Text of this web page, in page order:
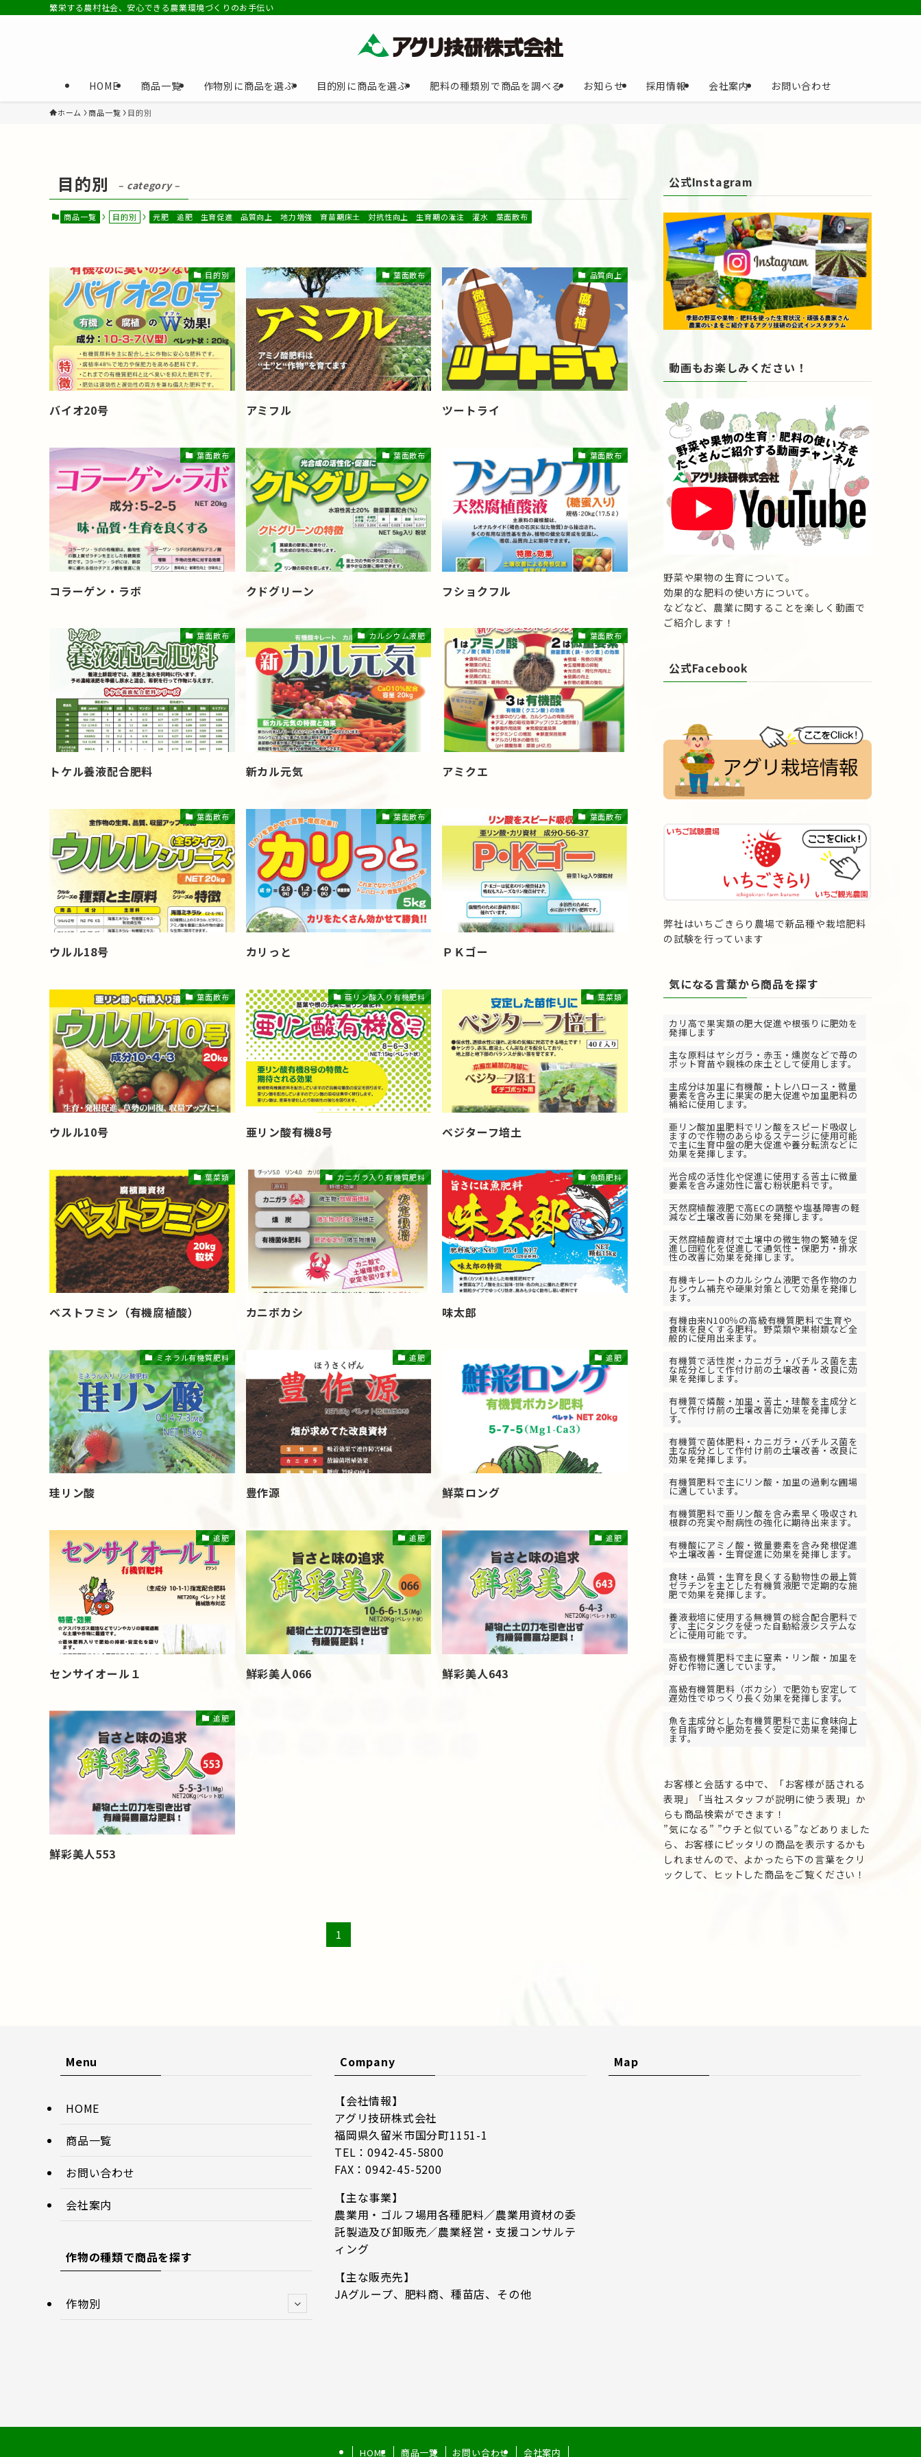
繁栄する農村社会、安心できる農業環境づくりのお手伝い
HOME 商品一覧 作物別に商品を選ぶ 目的別に商品を選ぶ 肥料の種類別で商品を調べる お知らせ 採用情報 会社案内 お問い合わせ
ホーム 商品一覧 目的別
目的別 – category –
商品一覧 目的別 元肥 追肥 生育促進 品質向上 地力増強 育苗期床土 対抗性向上 生育期の潅注 灌水 葉面散布
目的別
バイオ20号
葉面散布
アミフル
品質向上
ツートライ
葉面散布
コラーゲン・ラボ
葉面散布
クドグリーン
葉面散布
フショクフル
葉面散布
トケル養液配合肥料
カルシウム液肥
新カル元気
葉面散布
アミクエ
葉面散布
ウルル18号
葉面散布
カリっと
葉面散布
ＰＫゴー
葉面散布
ウルル10号
亜リン酸入り有機肥料
亜リン酸有機8号
葉菜類
ベジターフ培土
葉菜類
ベストフミン（有機腐植酸）
カニガラ入り有機質肥料
カニボカシ
魚類肥料
味太郎
ミネラル有機質肥料
珪リン酸
追肥
豊作源
追肥
鮮菜ロング
追肥
センサイオール１
追肥
鮮彩美人066
追肥
鮮彩美人643
追肥
鮮彩美人553
1
公式Instagram
動画もお楽しみください！
野菜や果物の生育について。
効果的な肥料の使い方について。
などなど、農業に関することを楽しく動画で
ご紹介します！
公式Facebook
弊社はいちごきらり農場で新品種や栽培肥料
の試験を行っています
気になる言葉から商品を探す
カリ高で果実類の肥大促進や根張りに肥効を
発揮します
主な原料はヤシガラ・赤玉・燻炭などで苺の
ポット育苗や親株の床土として使用します。
主成分は加里に有機酸・トレハロース・微量
要素を含み主に果実の肥大促進や加里肥料の
補給に使用します。
亜リン酸加里肥料でリン酸をスピード吸収し
ますので作物のあらゆるステージに使用可能
で主に生育中盤の肥大促進や養分転流などに
効果を発揮します。
光合成の活性化や促進に使用する苦土に微量
要素を含み速効性に富む粉状肥料です。
天然腐植酸液肥で高ECの調整や塩基障害の軽
減など土壌改善に効果を発揮します。
天然腐植酸資材で土壌中の微生物の繁殖を促
進し団粒化を促進して通気性・保肥力・排水
性の改善に効果を発揮します。
有機キレートのカルシウム液肥で各作物のカ
ルシウム補充や硬果対策として効果を発揮し
ます。
有機由来N100％の高級有機質肥料で生育や
食味を良くする肥料。野菜類や果樹類など全
般的に使用出来ます。
有機質で活性炭・カニガラ・バチルス菌を主
な成分として作付け前の土壌改善・改良に効
果を発揮します。
有機質で燐酸・加里・苦土・珪酸を主成分と
して作付け前の土壌改善に効果を発揮しま
す。
有機質で菌体肥料・カニガラ・バチルス菌を
主な成分として作付け前の土壌改善・改良に
効果を発揮します。
有機質肥料で主にリン酸・加里の過剰な圃場
に適しています。
有機質肥料で亜リン酸を含み素早く吸収され
根群の充実や耐病性の強化に期待出来ます。
有機酸にアミノ酸・微量要素を含み発根促進
や土壌改善・生育促進に効果を発揮します。
食味・品質・生育を良くする動物性の最上質
ゼラチンを主とした有機質液肥で定期的な施
肥で効果を発揮します。
養液栽培に使用する無機質の総合配合肥料で
す、主にタンクを使った自動給液システムな
どに使用可能です。
高級有機質肥料で主に窒素・リン酸・加里を
好む作物に適しています。
高級有機質肥料（ボカシ）で肥効も安定して
遅効性でゆっくり長く効果を発揮します。
魚を主成分とした有機質肥料で主に食味向上
を目指す時や肥効を長く安定に効果を発揮し
ます。
お客様と会話する中で、「お客様が話される
表現」「当社スタッフが説明に使う表現」か
らも商品検索ができます！
”気になる” ”ウチと似ている”などありました
ら、お客様にピッタリの商品を表示するかも
しれませんので、よかったら下の言葉をクリ
ックして、ヒットした商品をご覧ください！
Menu
HOME
商品一覧
お問い合わせ
会社案内
作物の種類で商品を探す
作物別
Company
【会社情報】
アグリ技研株式会社
福岡県久留米市国分町1151-1
TEL：0942-45-5800
FAX：0942-45-5200
【主な事業】
農業用・ゴルフ場用各種肥料／農業用資材の委
託製造及び卸販売／農業経営・支援コンサルテ
ィング
【主な販売先】
JAグループ、肥料商、種苗店、その他
Map
HOME 商品一覧 お問い合わせ 会社案内